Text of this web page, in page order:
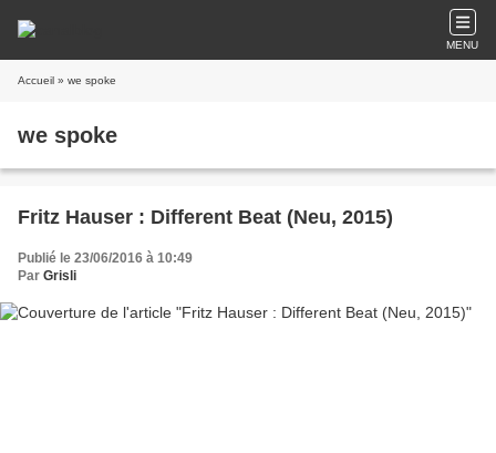
MENU
Accueil » we spoke
we spoke
Fritz Hauser : Different Beat (Neu, 2015)
Publié le 23/06/2016 à 10:49
Par Grisli